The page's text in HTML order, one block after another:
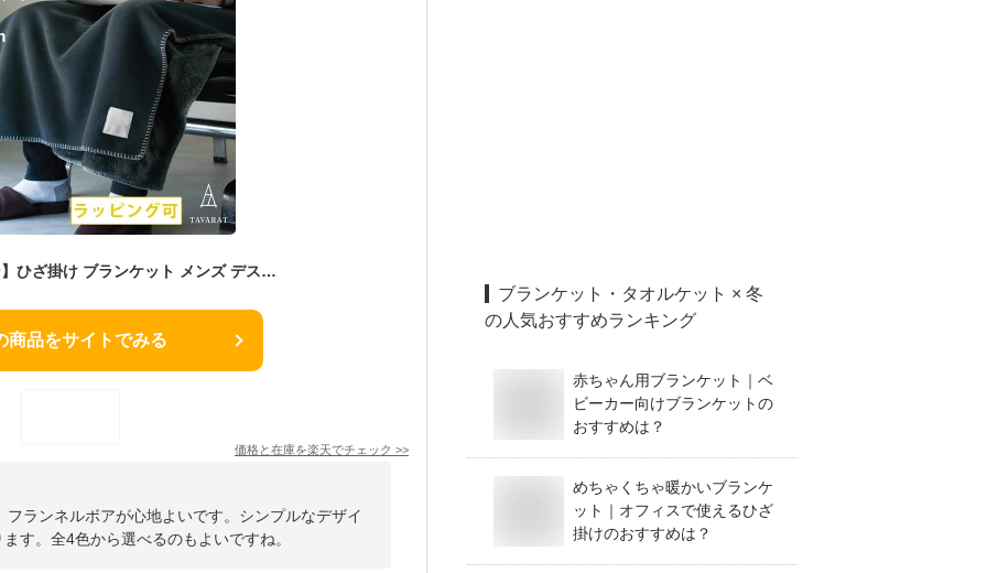
【300円OFFクーポン】ひざ掛け ブランケット メンズ デスクワーク フリース フランネルボア ブランド 大判 厚手 レディース 紳士 80×140cm 冷え対策 車 冷房対策 ギフト 新生活 プレゼント 敬老の日 TAV-046［タバラット］
商品をサイトでみる
価格と在庫を楽天でチェック >>
ランネルボアが心地よいです。シンプルなデザイ
す。全4色から選べるのもよいですね。
ブランケット・タオルケット × 冬
の人気おすすめランキング
赤ちゃん用ブランケット｜ベ
ビーカー向けブランケットの
おすすめは？
めちゃくちゃ暖かいブランケ
ット｜オフィスで使えるひざ
掛けのおすすめは？